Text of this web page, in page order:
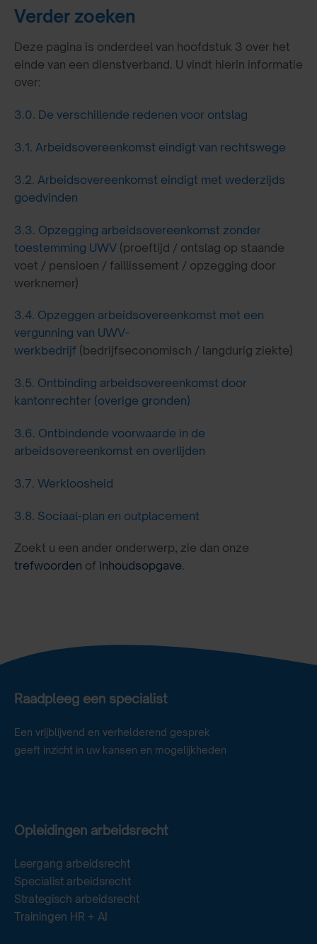
Verder zoeken
Deze pagina is onderdeel van hoofdstuk 3 over het
einde van een dienstverband. U vindt hierin informatie
over:
3.0. De verschillende redenen voor ontslag
3.1. Arbeidsovereenkomst eindigt van rechtswege
3.2. Arbeidsovereenkomst eindigt met wederzijds
goedvinden
3.3. Opzegging arbeidsovereenkomst zonder
toestemming UWV (proeftijd / ontslag op staande
voet / pensioen / faillissement / opzegging door
werknemer)
3.4. Opzeggen arbeidsovereenkomst met een
vergunning van UWV-
werkbedrijf (bedrijfseconomisch / langdurig ziekte)
3.5. Ontbinding arbeidsovereenkomst door
kantonrechter (overige gronden)
3.6. Ontbindende voorwaarde in de
arbeidsovereenkomst en overlijden
3.7. Werkloosheid
3.8. Sociaal-plan en outplacement
Zoekt u een ander onderwerp, zie dan onze
trefwoorden of inhoudsopgave.
Raadpleeg een specialist
Een vrijblijvend en verhelderend gesprek
geeft inzicht in uw kansen en mogelijkheden
Opleidingen arbeidsrecht
Leergang arbeidsrecht
Specialist arbeidsrecht
Strategisch arbeidsrecht
Trainingen HR + AI